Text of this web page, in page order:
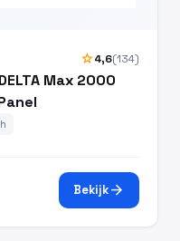
star4,6(134)
Max 2000
Bekijkarrow_forward